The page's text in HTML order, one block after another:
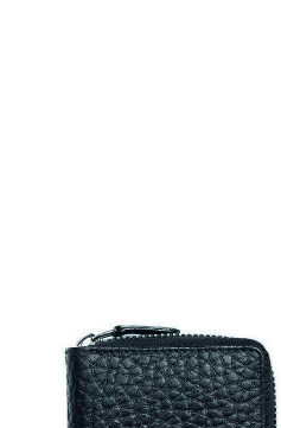
weist
mehrere
Varianten